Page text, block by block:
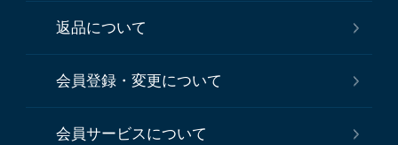
返品について
会員登録・変更について
会員サービスについて